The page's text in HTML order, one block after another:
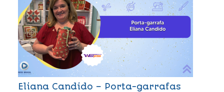
Eliana Candido – Porta-garrafas